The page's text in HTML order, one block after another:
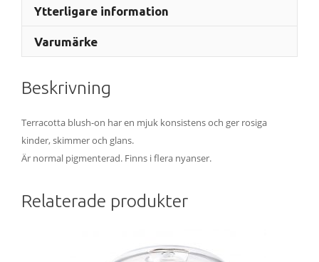
Ytterligare information
Varumärke
Beskrivning
Terracotta blush-on har en mjuk konsistens och ger rosiga
kinder, skimmer och glans.
Är normal pigmenterad. Finns i flera nyanser.
Relaterade produkter